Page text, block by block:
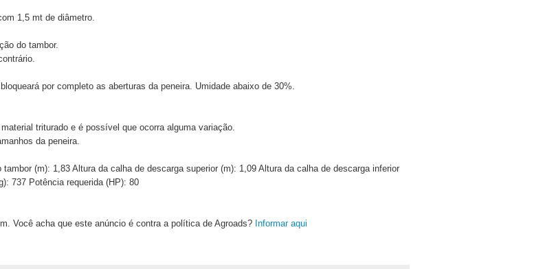
1,5 mt de diâmetro.
do tambor.
por completo as aberturas da peneira. Umidade abaixo de 30%.
triturado e é possível que ocorra alguma variação.
da peneira.
(m): 1,83 Altura da calha de descarga superior (m): 1,09 Altura da calha de descarga inferior
737 Potência requerida (HP): 80
Você acha que este anúncio é contra a política de Agroads? Informar aqui